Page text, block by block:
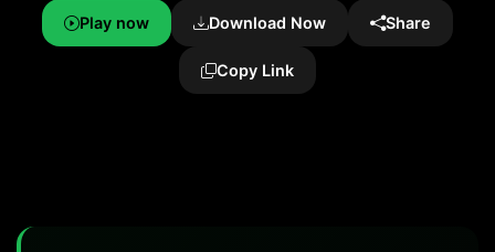
Play now Download Now Share
Copy Link